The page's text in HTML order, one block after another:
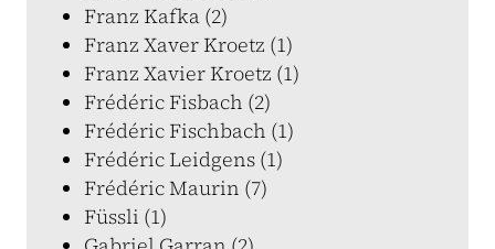
Franz Kafka (2)
Franz Xaver Kroetz (1)
Franz Xavier Kroetz (1)
Frédéric Fisbach (2)
Frédéric Fischbach (1)
Frédéric Leidgens (1)
Frédéric Maurin (7)
Füssli (1)